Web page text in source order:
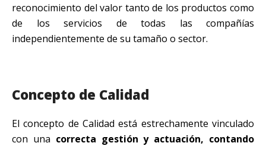
reconocimiento del valor tanto de los productos como
de los servicios de todas las compañías
independientemente de su tamaño o sector.
Concepto de Calidad
El concepto de Calidad está estrechamente vinculado
con una correcta gestión y actuación, contando